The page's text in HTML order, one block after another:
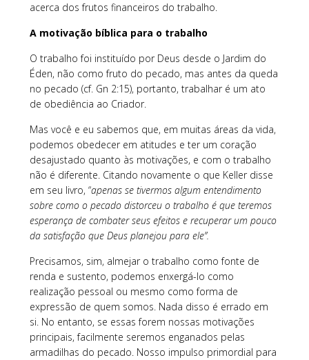
acerca dos frutos financeiros do trabalho.
A motivação bíblica para o trabalho
O trabalho foi instituído por Deus desde o Jardim do
Éden, não como fruto do pecado, mas antes da queda
no pecado (cf. Gn 2:15), portanto, trabalhar é um ato
de obediência ao Criador.
Mas você e eu sabemos que, em muitas áreas da vida,
podemos obedecer em atitudes e ter um coração
desajustado quanto às motivações, e com o trabalho
não é diferente. Citando novamente o que Keller disse
em seu livro, “apenas se tivermos algum entendimento
sobre como o pecado distorceu o trabalho é que teremos
esperança de combater seus efeitos e recuperar um pouco
da satisfação que Deus planejou para ele”.
Precisamos, sim, almejar o trabalho como fonte de
renda e sustento, podemos enxergá-lo como
realização pessoal ou mesmo como forma de
expressão de quem somos. Nada disso é errado em
si. No entanto, se essas forem nossas motivações
principais, facilmente seremos enganados pelas
armadilhas do pecado. Nosso impulso primordial para